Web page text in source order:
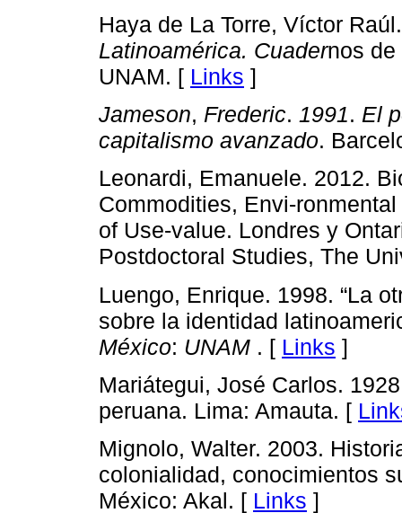
Haya de La Torre, Víctor
Latinoamérica. Cuadernos de
UNAM. [ Links ]
Jameson, Frederic. 1991. El
capitalismo avanzado.
Leonardi, Emanuele. 2012.
Commodities, Envi-
of Use-value. Londres y
Postdoctoral Studies, The
Luengo, Enrique. 1998. “La
sobre la identidad
México: UNAM . [ Links ]
Mariátegui, José Carlos.
peruana. Lima: Amauta. [
Mignolo, Walter. 2003.
colonialidad, conocimientos
México: Akal. [ Links ]